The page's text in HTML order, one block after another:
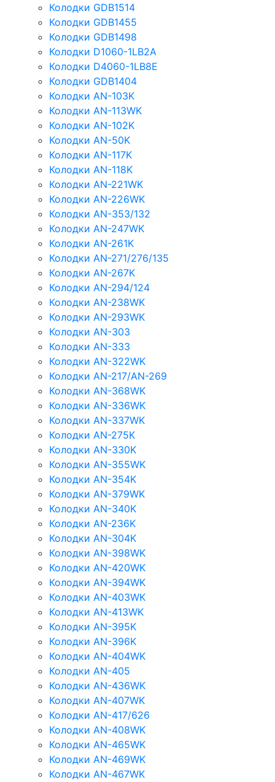
Колодки GDB1514
Колодки GDB1455
Колодки GDB1498
Колодки D1060-1LB2A
Колодки D4060-1LB8E
Колодки GDB1404
Колодки AN-103K
Колодки AN-113WK
Колодки AN-102K
Колодки AN-50K
Колодки AN-117K
Колодки AN-118K
Колодки AN-221WK
Колодки AN-226WK
Колодки AN-353/132
Колодки AN-247WK
Колодки AN-261K
Колодки AN-271/276/135
Колодки AN-267K
Колодки AN-294/124
Колодки AN-238WK
Колодки AN-293WK
Колодки AN-303
Колодки AN-333
Колодки AN-322WK
Колодки AN-217/AN-269
Колодки AN-368WK
Колодки AN-336WK
Колодки AN-337WK
Колодки AN-275K
Колодки AN-330K
Колодки AN-355WK
Колодки AN-354K
Колодки AN-379WK
Колодки AN-340K
Колодки AN-236K
Колодки AN-304K
Колодки AN-398WK
Колодки AN-420WK
Колодки AN-394WK
Колодки AN-403WK
Колодки AN-413WK
Колодки AN-395K
Колодки AN-396K
Колодки AN-404WK
Колодки AN-405
Колодки AN-436WK
Колодки AN-407WK
Колодки AN-417/626
Колодки AN-408WK
Колодки AN-465WK
Колодки AN-469WK
Колодки AN-467WK